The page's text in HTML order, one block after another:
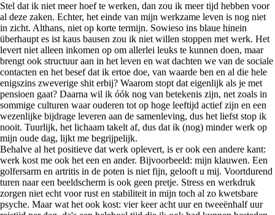
Stel dat ik niet meer hoef te werken, dan zou ik meer tijd hebben voor
al deze zaken. Echter, het einde van mijn werkzame leven is nog niet
in zicht. Althans, niet op korte termijn. Sowieso ins blaue hinein
überhaupt es ist kaus bausen zou ik niet willen stoppen met werk. Het
levert niet alleen inkomen op om allerlei leuks te kunnen doen, maar
brengt ook structuur aan in het leven en wat dachten we van de sociale
contacten en het besef dat ik ertoe doe, van waarde ben en al die hele
enigszins zweverige shit erbij? Waarom stopt dat eigenlijk als je met
pensioen gaat? Daarna wil ik óók nog van betekenis zijn, net zoals in
sommige culturen waar ouderen tot op hoge leeftijd actief zijn en een
wezenlijke bijdrage leveren aan de samenleving, dus het liefst stop ik
nooit. Tuurlijk, het lichaam takelt af, dus dat ik (nog) minder werk op
mijn oude dag, lijkt me begrijpelijk.
Behalve al het positieve dat werk oplevert, is er ook een andere kant:
werk kost me ook het een en ander. Bijvoorbeeld: mijn klauwen. Een
golfersarm en artritis in de poten is niet fijn, gelooft u mij. Voortdurend
turen naar een beeldscherm is ook geen pretje. Stress en werkdruk
zorgen niet echt voor rust en stabiliteit in mijn toch al zo kwetsbare
psyche. Maar wat het ook kost: vier keer acht uur en tweeënhalf uur